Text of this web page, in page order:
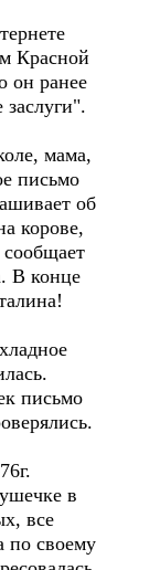
Красной
он ранее
мама,
письмо
об
корове,
сообщает
В конце
письмо
в
все
по своему